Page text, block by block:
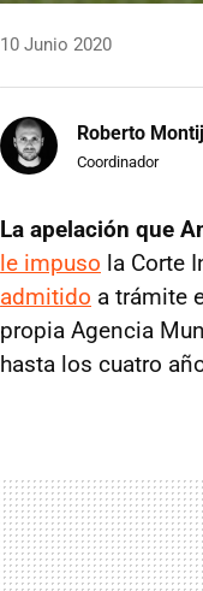
10 Junio 2020
Roberto
Coordinador
La apelación que
le impuso la Corte
admitido a trámite
propia Agencia
hasta los cuatro